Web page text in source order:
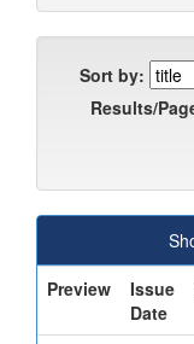
Sort by:
Results/
Preview
Issue
Date